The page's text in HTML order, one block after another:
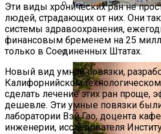
Смартфон Archos
В Конце
Самые
Новосибирске
Эти виды хронических ран не
людей, страдающих от них. Они
системы здравоохранения,
финансовым бременем на 25
только в Соединенных Штатах.
Новый вид умной повязки,
Калифорнийском
сделать лечение этих ран проще,
дешевле. Эти умные повязки
лаборатории Вэй Гао, доцента
инженерии, исследователя